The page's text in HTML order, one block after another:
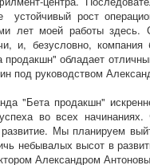
устойчивый рост
лет моей работы здесь.
и, безусловно,
продакшн" обладает
под руководством
"Бета продакшн"
во всех
Мы планируем
небывалых высот в
Александром